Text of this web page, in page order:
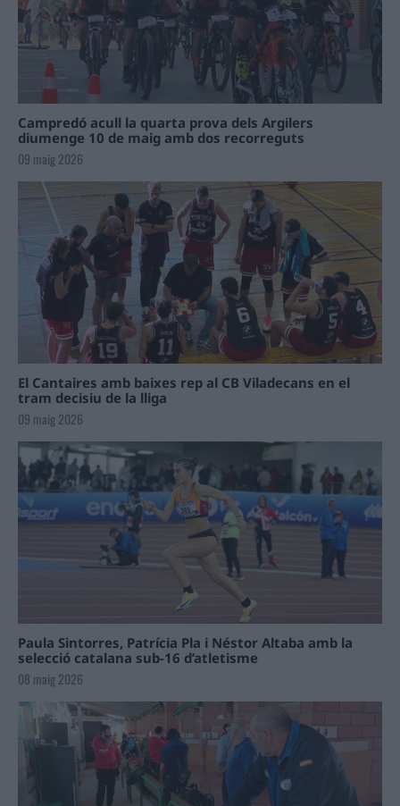
Campredó acull la quarta prova dels Argilers
diumenge 10 de maig amb dos recorreguts
09 maig 2026
El Cantaires amb baixes rep al CB Viladecans en el
tram decisiu de la lliga
09 maig 2026
Paula Sintorres, Patrícia Pla i Néstor Altaba amb la
selecció catalana sub-16 d’atletisme
08 maig 2026